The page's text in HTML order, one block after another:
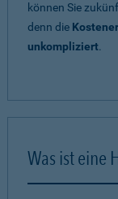
können Sie
denn die
unkompliziert.
Was ist eine